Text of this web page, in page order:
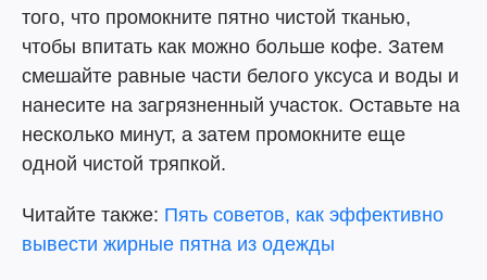
того, что промокните пятно чистой тканью,
чтобы впитать как можно больше кофе. Затем
смешайте равные части белого уксуса и воды и
нанесите на загрязненный участок. Оставьте на
несколько минут, а затем промокните еще
одной чистой тряпкой.
Читайте также: Пять советов, как эффективно
вывести жирные пятна из одежды